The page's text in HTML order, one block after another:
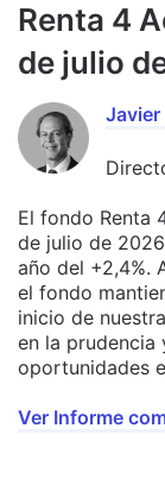
Renta 4
de julio
Javier
El fondo Renta
de julio de
año del +2,4%.
el fondo
inicio de
en la prudencia
oportunidades
Ver Informe